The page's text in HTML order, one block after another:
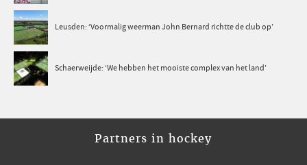
Leusden: ‘Voormalig weerman John Bernard richtte de club op’
Schaerweijde: ‘We hebben het mooiste complex van het land’
Partners in hockey